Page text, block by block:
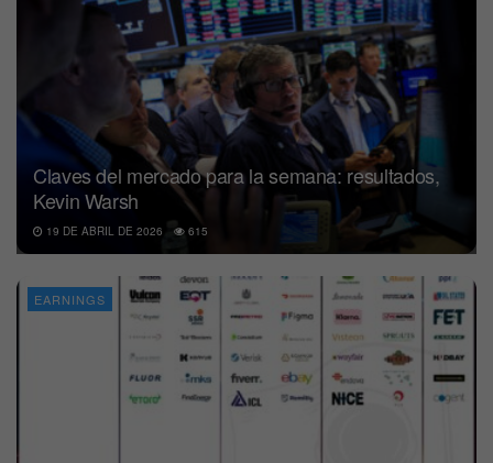
Claves del mercado para la semana: resultados,
Kevin Warsh
19 DE ABRIL DE 2026 615
EARNINGS